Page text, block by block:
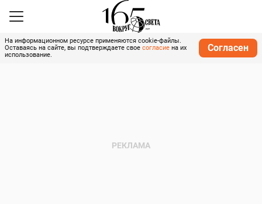
На информационном ресурсе применяются cookie-файлы.
Оставаясь на сайте, вы подтверждаете свое согласие на их
использование.
Согласен